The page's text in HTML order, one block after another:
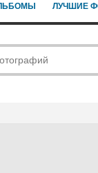
ЛУЧШИЕ